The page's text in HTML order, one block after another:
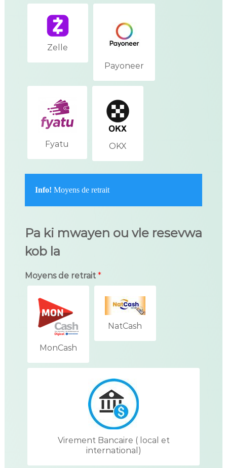
Zelle
Payoneer
Fyatu OKX
Info! Moyens de retrait
Pa ki mwayen ou vle resevwa
kob la
Moyens de retrait *
MonCash
NatCash
Virement Bancaire ( local et
international)